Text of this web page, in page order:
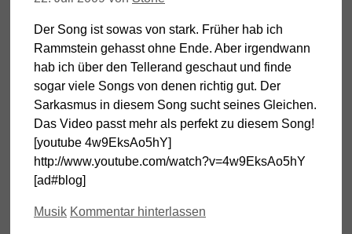
Der Song ist sowas von stark. Früher hab ich
Rammstein gehasst ohne Ende. Aber irgendwann
hab ich über den Tellerand geschaut und finde
sogar viele Songs von denen richtig gut. Der
Sarkasmus in diesem Song sucht seines Gleichen.
Das Video passt mehr als perfekt zu diesem Song!
[youtube 4w9EksAo5hY]
http://www.youtube.com/watch?v=4w9EksAo5hY
[ad#blog]
Kategorien
Musik Kommentar hinterlassen